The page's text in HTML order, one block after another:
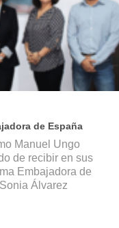
de España
Manuel Ungo
de recibir en sus
Embajadora de
Álvarez